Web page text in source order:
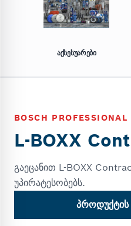
ᲐᲥᲡᲔᲡᲣᲐᲠᲔᲑᲘ
BOSCH PROFESSIONAL
L-BOXX
გაეცანით L-BOXX
უპირატესობებს.
პროდუქტის